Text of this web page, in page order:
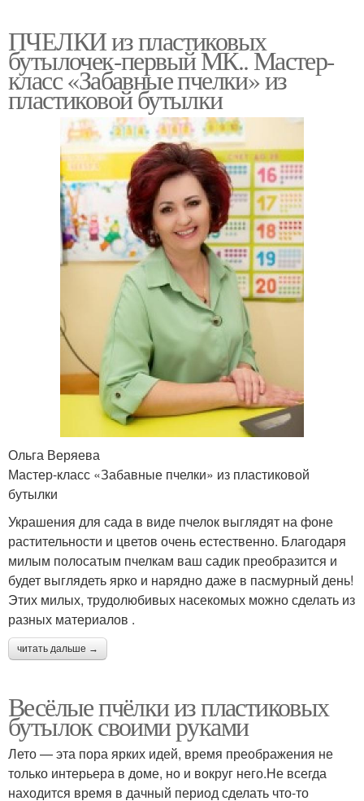
ПЧЕЛКИ из пластиковых
бутылочек-первый МК.. Мастер-
класс «Забавные пчелки» из
пластиковой бутылки
Ольга Веряева
Мастер-класс «Забавные пчелки» из пластиковой
бутылки
Украшения для сада в виде пчелок выглядят на фоне
растительности и цветов очень естественно. Благодаря
милым полосатым пчелкам ваш садик преобразится и
будет выглядеть ярко и нарядно даже в пасмурный день!
Этих милых, трудолюбивых насекомых можно сделать из
разных материалов .
читать дальше →
Весёлые пчёлки из пластиковых
бутылок своими руками
Лето — эта пора ярких идей, время преображения не
только интерьера в доме, но и вокруг него.Не всегда
находится время в дачный период сделать что-то